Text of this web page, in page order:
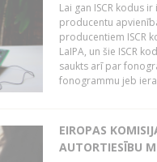
Lai gan ISCR kodus
producentu
producentiem ISCR
LaIPA, un šie ISCR
saukts arī par
fonogrammu jeb
EIROPAS
AUTORTIESĪBU